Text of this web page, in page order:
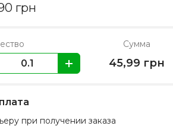
грн
Сумма
45,99 грн
при получении заказа